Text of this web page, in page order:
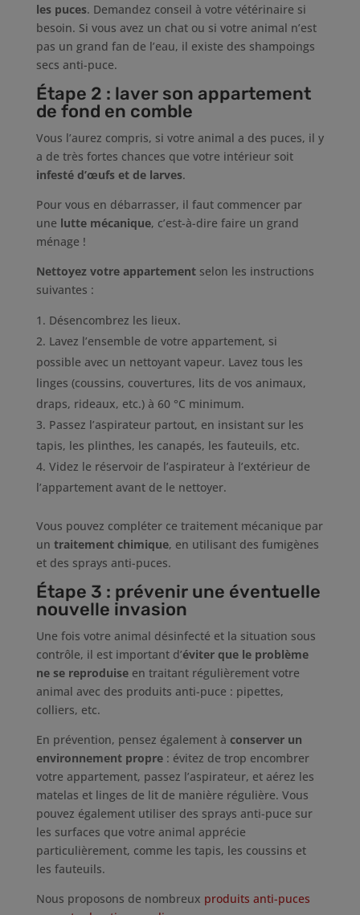
les puces. Demandez conseil à votre vétérinaire si
besoin. Si vous avez un chat ou si votre animal n’est
pas un grand fan de l’eau, il existe des shampoings
secs anti-puce.
Étape 2 : laver son appartement
de fond en comble
Vous l’aurez compris, si votre animal a des puces, il y
a de très fortes chances que votre intérieur soit
infesté d’œufs et de larves.
Pour vous en débarrasser, il faut commencer par
une lutte mécanique, c’est-à-dire faire un grand
ménage !
Nettoyez votre appartement selon les instructions
suivantes :
Désencombrez les lieux.
Lavez l’ensemble de votre appartement, si
possible avec un nettoyant vapeur. Lavez tous les
linges (coussins, couvertures, lits de vos animaux,
draps, rideaux, etc.) à 60 °C minimum.
Passez l’aspirateur partout, en insistant sur les
tapis, les plinthes, les canapés, les fauteuils, etc.
Videz le réservoir de l’aspirateur à l’extérieur de
l’appartement avant de le nettoyer.
Vous pouvez compléter ce traitement mécanique par
un traitement chimique, en utilisant des fumigènes
et des sprays anti-puces.
Étape 3 : prévenir une éventuelle
nouvelle invasion
Une fois votre animal désinfecté et la situation sous
contrôle, il est important d’éviter que le problème
ne se reproduise en traitant régulièrement votre
animal avec des produits anti-puce : pipettes,
colliers, etc.
En prévention, pensez également à conserver un
environnement propre : évitez de trop encombrer
votre appartement, passez l’aspirateur, et aérez les
matelas et linges de lit de manière régulière. Vous
pouvez également utiliser des sprays anti-puce sur
les surfaces que votre animal apprécie
particulièrement, comme les tapis, les coussins et
les fauteuils.
Nous proposons de nombreux produits anti-puces